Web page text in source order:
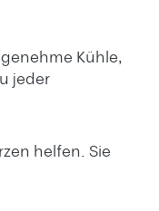
Kühle,
jeder
helfen. Sie